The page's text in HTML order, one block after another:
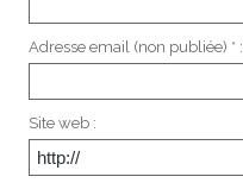
Adresse email (non publiée) * :
Site web :